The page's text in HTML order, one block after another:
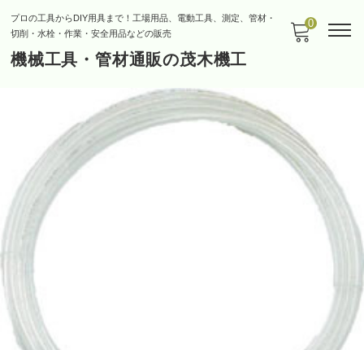
プロの工具からDIY用具まで！工場用品、電動工具、測定、管材・
切削・水栓・作業・安全用品などの販売
機械工具・管材通販の茂木機工
0